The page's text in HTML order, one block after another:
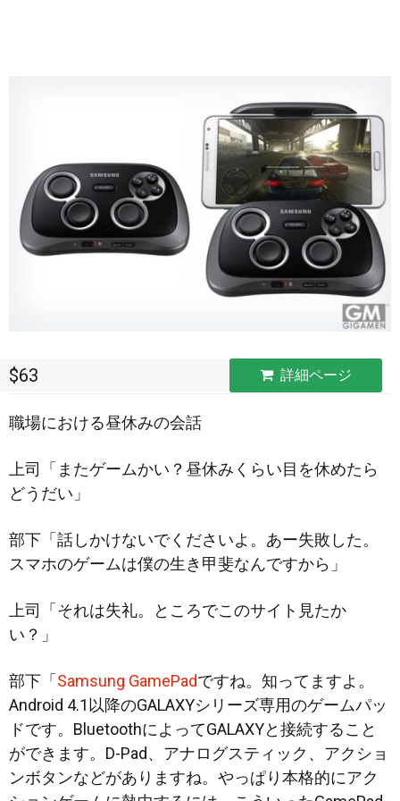
$63 詳細ページ
職場における昼休みの会話
上司「またゲームかい？昼休みくらい目を休めたら
どうだい」
部下「話しかけないでくださいよ。あー失敗した。
スマホのゲームは僕の生き甲斐なんですから」
上司「それは失礼。ところでこのサイト見たか
い？」
部下「Samsung GamePadですね。知ってますよ。
Android 4.1以降のGALAXYシリーズ専用のゲームパッ
ドです。BluetoothによってGALAXYと接続すること
ができます。D-Pad、アナログスティック、アクショ
ンボタンなどがありますね。やっぱり本格的にアク